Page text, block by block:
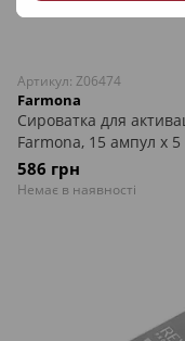
Артикул: Z06474
Farmona
Сироватка для
Farmona, 15 ампул x
586 грн
Немає в наявності